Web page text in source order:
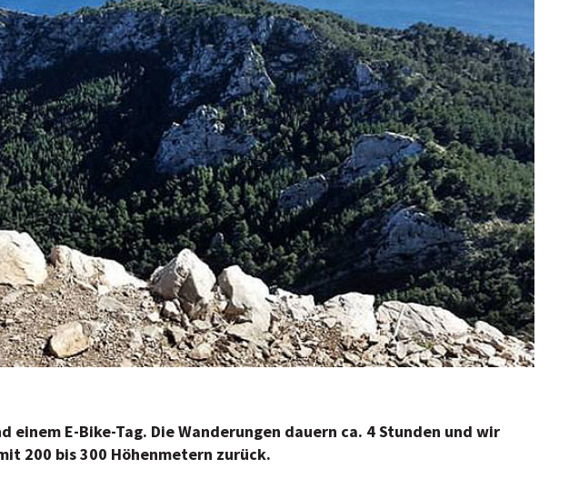
E-Bike-Tag. Die Wanderungen dauern ca. 4 Stunden und wir
200 bis 300 Höhenmetern zurück.